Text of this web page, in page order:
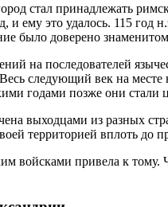
стал принадлежать
и ему это удалось. 115
было доверено
на последователей
следующий век на месте
годами позже они стали
выходцами из разных
территорией вплоть до
войсками привела к тому.